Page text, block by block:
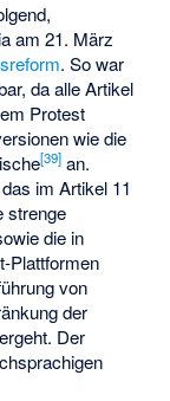
am 21. März
. So war
da alle Artikel
Protest
wie die
[39] an.
im Artikel 11
strenge
die in
Plattformen
von
der
Der